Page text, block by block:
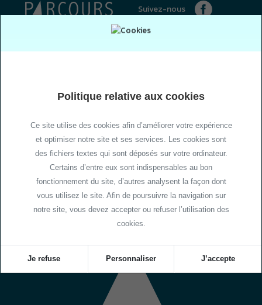
Je m'inscris
Politique relative aux cookies
Ce site utilise des cookies afin d’améliorer votre expérience
et optimiser notre site et ses services. Les cookies sont
des fichiers textes qui sont déposés sur votre ordinateur.
Certains d’entre eux sont indispensables au bon
fonctionnement du site, d’autres analysent la façon dont
vous utilisez le site. Afin de poursuivre la navigation sur
notre site, vous devez accepter ou refuser l’utilisation des
cookies.
Je refuse Personnaliser J’accepte